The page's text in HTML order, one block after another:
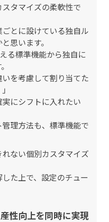
タマイズの柔軟性で
とに設けている独自ル
思います。
る標準機能から独自に
いを考慮して割り当てた
実にシフトに入れたい
理方法も、標準機能で
ない個別カスタマイズ
た上で、設定のチュー
性向上を同時に実現